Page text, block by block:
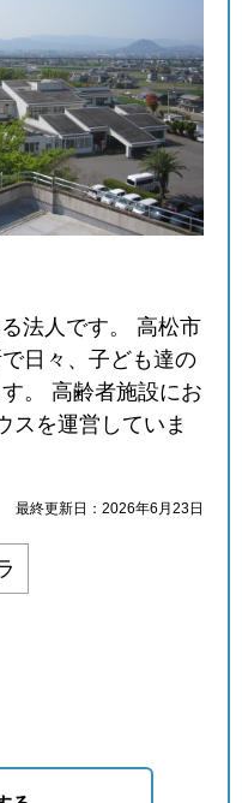
法人です。 高松市
日々、子ども達の
。 高齢者施設にお
スを運営していま
最終更新日：2026年6月23日